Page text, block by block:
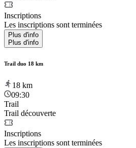
Inscriptions
Les inscriptions sont terminées
Plus d'info
Plus d'info
Trail duo 18 km
18 km
09:30
Trail
Trail découverte
Inscriptions
Les inscriptions sont terminées